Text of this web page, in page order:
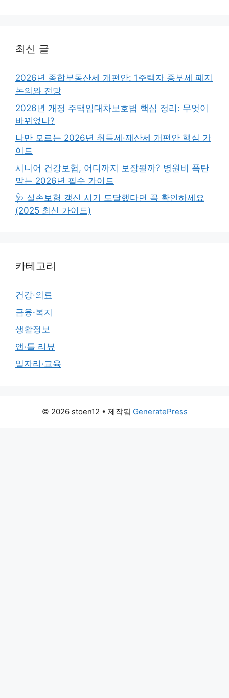
최신 글
2026년 종합부동산세 개편안: 1주택자 종부세 폐지
논의와 전망
2026년 개정 주택임대차보호법 핵심 정리: 무엇이
바뀌었나?
나만 모르는 2026년 취득세·재산세 개편안 핵심 가
이드
시니어 건강보험, 어디까지 보장될까? 병원비 폭탄
막는 2026년 필수 가이드
🩺 실손보험 갱신 시기 도달했다면 꼭 확인하세요
(2025 최신 가이드)
카테고리
건강·의료
금융·복지
생활정보
앱·툴 리뷰
일자리·교육
© 2026 stoen12 • 제작됨 GeneratePress